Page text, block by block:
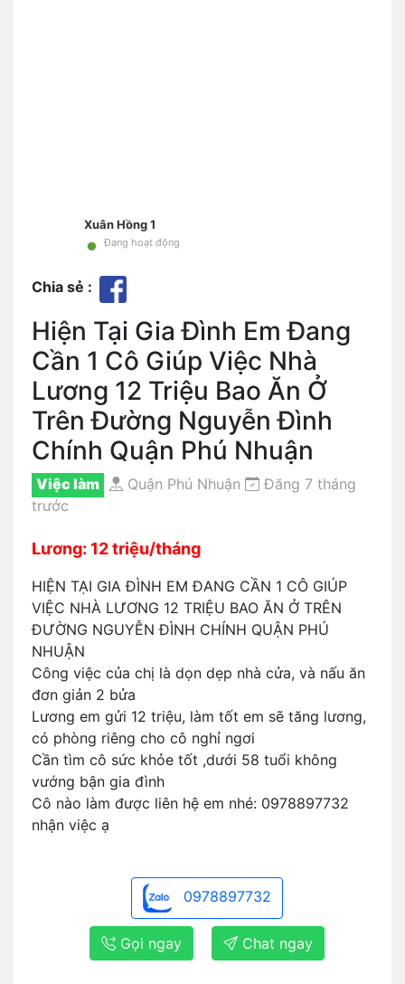
Xuân Hồng 1
• Đang hoạt động
Chia sẻ :
Hiện Tại Gia Đình Em Đang
Cần 1 Cô Giúp Việc Nhà
Lương 12 Triệu Bao Ăn Ở
Trên Đường Nguyễn Đình
Chính Quận Phú Nhuận
Việc làm Quận Phú Nhuận
Đăng 7 tháng
trước
Lương: 12 triệu/tháng
HIỆN TẠI GIA ĐÌNH EM ĐANG CẦN 1 CÔ GIÚP
VIỆC NHÀ LƯƠNG 12 TRIỆU BAO ĂN Ở TRÊN
ĐƯỜNG NGUYỄN ĐÌNH CHÍNH QUẬN PHÚ
NHUẬN
Công việc của chị là dọn dẹp nhà cửa, và nấu ăn
đơn giản 2 bửa
Lương em gửi 12 triệu, làm tốt em sẽ tăng lương,
có phòng riêng cho cô nghỉ ngơi
Cần tìm cô sức khỏe tốt ,dưới 58 tuổi không
vướng bận gia đình
Cô nào làm được liên hệ em nhé: 0978897732
nhận việc ạ
0978897732
Gọi ngay Chat ngay